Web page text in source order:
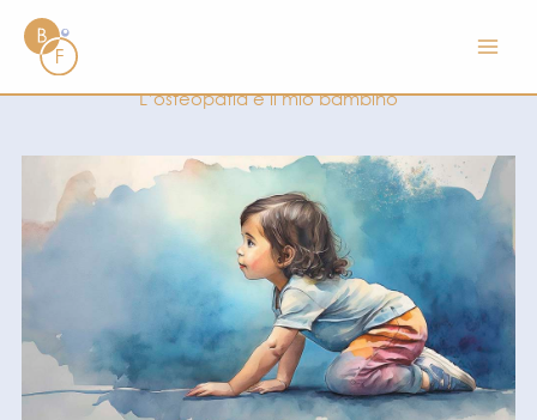
contenuto
L’osteopatia e il mio bambino